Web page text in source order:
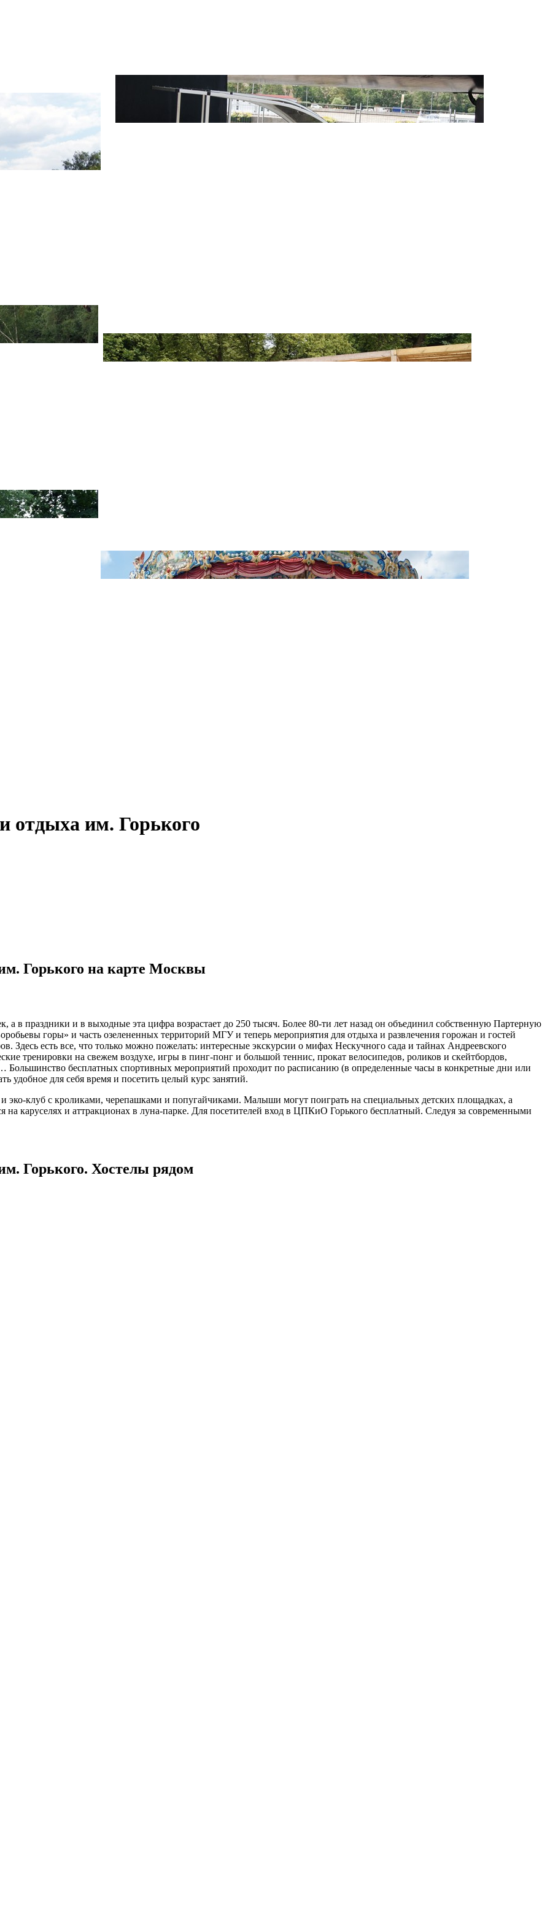
отдыха им. Горького
Горького на карте Москвы
а в праздники и в выходные эта цифра возрастает до 250 тысяч. Более 80-ти лет назад он объединил собственную Партерную
горы» и часть озелененных территорий МГУ и теперь мероприятия для отдыха и развлечения горожан и гостей
Здесь есть все, что только можно пожелать: интересные экскурсии о мифах Нескучного сада и тайнах Андреевского
тренировки на свежем воздухе, игры в пинг-понг и большой теннис, прокат велосипедов, роликов и скейтбордов,
бесплатных спортивных мероприятий проходит по расписанию (в определенные часы в конкретные дни или
удобное для себя время и посетить целый курс занятий.
и эко-клуб с кроликами, черепашками и попугайчиками. Малыши могут поиграть на специальных детских площадках, а
на каруселях и аттракционах в луна-парке. Для посетителей вход в ЦПКиО Горького бесплатный. Следуя за современными
Горького. Хостелы рядом